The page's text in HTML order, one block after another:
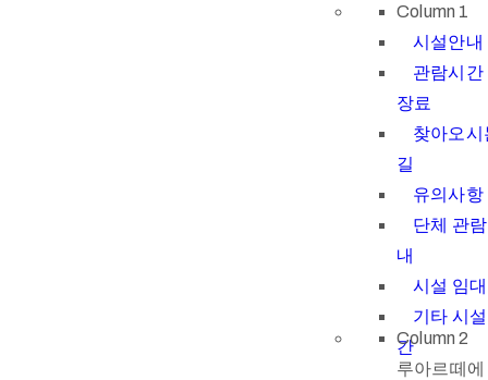
Column 1
시설안내
관람시간
장료
찾아오시
길
유의사항
단체 관
내
시설 임대
기타 시
간
Column 2
루아르떼에